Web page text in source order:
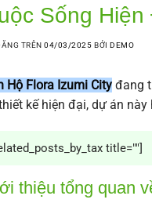
Sống Hiện
TRÊN04/03/2025 BỞIDEMO
Hộ Flora Izumi Cityđang
kế hiện đại, dự án
title=""]
thiệu tổng quan